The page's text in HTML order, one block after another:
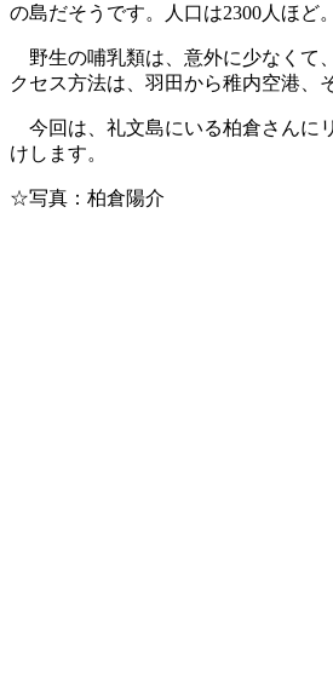
の島だそうです。人口は2300人ほど。
野生の哺乳類は、意外に少なくて
クセス方法は、羽田から稚内空港、
今回は、礼文島にいる柏倉さんに
けします。
☆写真：柏倉陽介